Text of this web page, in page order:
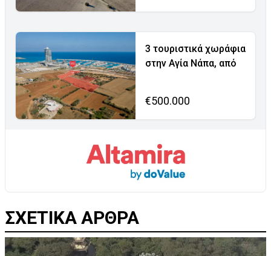
3 τουριστικά χωράφια
στην Αγία Νάπα, από
€500.000
ΣΧΕΤΙΚΑ ΑΡΘΡΑ